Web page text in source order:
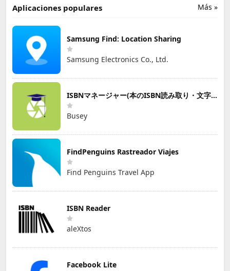
Más »
Aplicaciones populares
Samsung Find: Location Sharing
Samsung Electronics Co., Ltd.
ISBNマネージャー(本のISBN読み取り・文字認識)
Busey
FindPenguins Rastreador Viajes
Find Penguins Travel App
ISBN Reader
aleXtos
Facebook Lite